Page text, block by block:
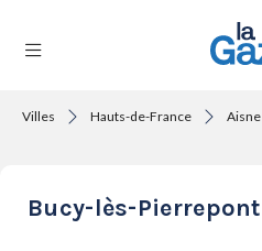
Villes Hauts-de-France Aisne
Bucy-lès-Pierrepont